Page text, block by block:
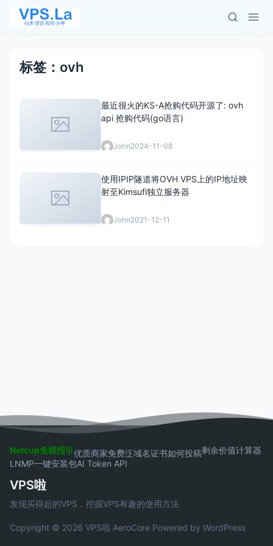
标签：ovh
最近很火的KS-A抢购代码开源了: ovh
api 抢购代码(go语言)
John2024-11-08
使用IPIP隧道将OVH VPS上的IP地址映
射至Kimsufi独立服务器
John2021-12-11
Netcup免税指引优质商家免费泛域名证书如何投稿剩余价值计算器
LNMP一键安装包AI Token API
VPS啦
发现买得起的VPS，挖掘VPS有趣的使用方法
Copyright © 2026 VPS啦 AeroCore Powered by WordPress